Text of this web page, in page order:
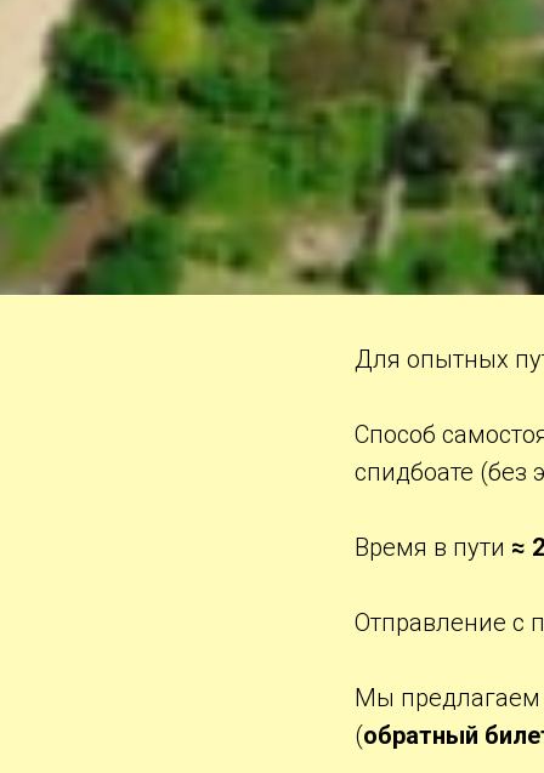
Для опытных
Способ
спидбоате (без
Время в пути ≈
Отправление с
Мы предлагаем
(обратный